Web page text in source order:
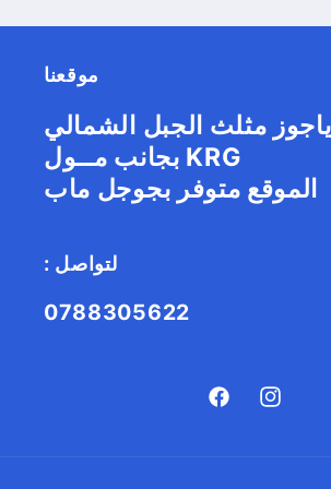
موقعنا
مثلث الجبل الشمالي
بجانب مــول KRG
الموقع متوفر بجوجل ماب
: لتواصل
0788305622
FacebookInstagram